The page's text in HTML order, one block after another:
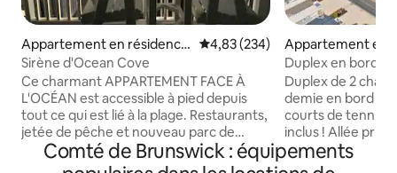
Appartement en résidence
⋅ Ocean Isle Beach
Évaluation moyenne sur la
4,83 (234)
Sirène d'Ocean Cove
Ce charmant APPARTEMENT FACE À
L'OCÉAN est accessible à pied depuis
tout ce qui est lié à la plage. Restaurants,
jetée de pêche et nouveau parc de
loisirs pour tous les âges !! Le logement
est récemment rénové. L'ajout d'une
Appartement en
⋅ Ocean Isle Beach
Duplex en bord
Duplex de 2
demie en bord de
courts de tennis !
inclus ! Allée
voiturettes de
politique stricte
Comté de Brunswick : équipements